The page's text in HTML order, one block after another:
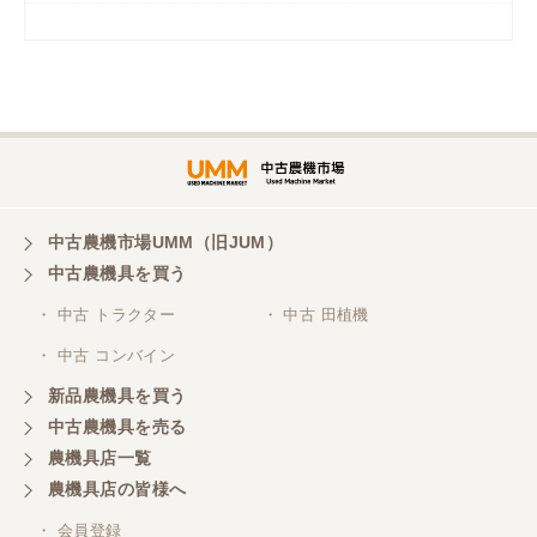
株式会社トミタモータース
三重県／株式会社 ケイ・エス・エンタープライズ
中古農機市場UMM（旧JUM）
中古農機具を買う
・ 中古 トラクター ・ 中古 田植機
・ 中古 コンバイン
新品農機具を買う
中古農機具を売る
農機具店一覧
農機具店の皆様へ
・ 会員登録